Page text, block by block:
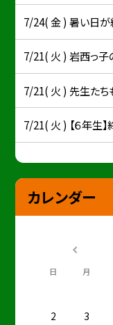
7/24( 金 ) 暑い日が
7/21( 火 ) 岩西っ子
7/21( 火 ) 先生たち
7/21( 火 ) 【６年生】
カレンダー
日 月
2
3